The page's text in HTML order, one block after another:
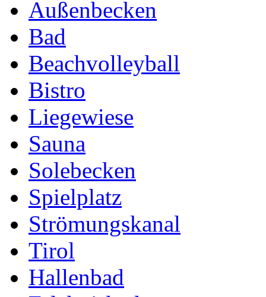
Außenbecken
Bad
Beachvolleyball
Bistro
Liegewiese
Sauna
Solebecken
Spielplatz
Strömungskanal
Tirol
Hallenbad